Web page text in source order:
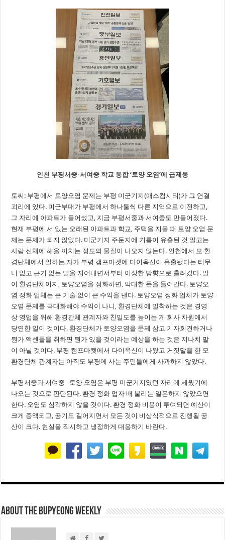
인천 부평서중-서여중 학교 통합 ‘토양 오염’에 급제동
토씨: 부평에서 토양오염 문제는 부평 미군기지(애스컴시티)가 그 연결
괴리에 있다. 미군부대가 부평에서 하나둘씩 다른 지역으로 이전하고,
그 자리에 아파트가 들어섰고, 지금 부평서중과 서여중도 만들어졌다.
현재 부평에 서 있는 오래된 아파트과 학교, 주택을 지을 때 토양 오염 문
제는 문제가 되지 않았다. 미군기지 주둔지에 기름이 유출된 것 말고는
사람 신채에 해을 끼치는 정도의 물질이 나오지 않는다. 인천에서 모 환
경단체에서 일하는 자가 부평 캠프마켓에 다이옥신이 유출됐다는 터무
니 없고 근거 없는 말을 지어내면서부터 이상한 방향으로 흘려갔다. 말
이 환경단체이지, 토양오염을 정화하면, 막대한 돈을 들어간다. 토양오
염 정화 업체는 큰 기술 없이 큰 수익을 낸다. 토양오염 정화 업체가 토양
오염 문제를 극대화해야 수익이 나니, 환경단체에 밀착하는 것은 경영
상 영업을 위해 환경간체 관계자와 친밀도를 높이는 게 회사 차원에서
당연한 일이 것이다. 환경단체가 토양오염을 문제 삼고 기자회견하거나
뭔가 액센들을 취하면 뭔가 있을 것이라는 예상을 하는 것은 지나치 말
이 아닐 것이다. 부평 캠프마켓에서 다이옥신이 나왔고 거짓말을 한 모
환경단체 관계자는 아직도 부평에 사는 주민들에게 사과하지 않았다.
부평서중과 서여중 토양 오염은 부평 미군기지였던 자리에 세웠기에
나오는 것으로 판단된다. 환경 정화 업자 배 불리는 일은하지 않았으면
한다. 오염도 심각하지 않을 것이다. 환경 정화 비용이 투여되면 예산이
크게 증액되고, 공기도 길어지면서 모든 것이 비상식적으로 진행될 공
산이 크다. 현실을 직시하고 냉정하게 대응하기 바란다.
About THE BUPYEONG WEEKLY